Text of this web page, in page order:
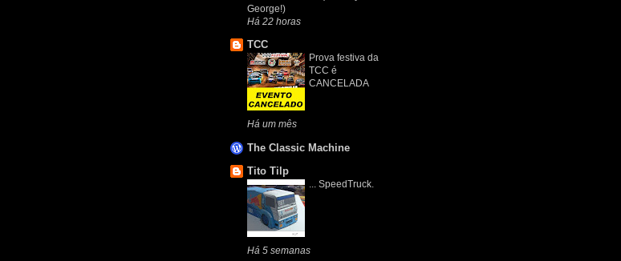
George!)
Há 22 horas
TCC
Prova festiva da
TCC é
CANCELADA
Há um mês
The Classic Machine
Tito Tilp
... SpeedTruck.
Há 5 semanas